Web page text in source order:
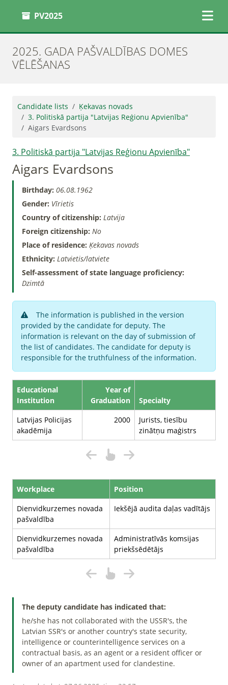
PV2025
2025. GADA PAŠVALDĪBAS DOMES
VĒLĒŠANAS
Candidate lists
Ķekavas novads
3. Politiskā partija "Latvijas Reģionu Apvienība"
Aigars Evardsons
3. Politiskā partija "Latvijas Reģionu Apvienība"
Aigars Evardsons
Birthday: 06.08.1962
Gender: Vīrietis
Country of citizenship: Latvija
Foreign citizenship: No
Place of residence: Ķekavas novads
Ethnicity: Latvietis/latviete
Self-assessment of state language proficiency:
Dzimtā
The information is published in the version
provided by the candidate for deputy. The
information is relevant on the day of submission of
the list of candidates. The candidate for deputy is
responsible for the truthfulness of the information.
Educational
Institution
Year of
Graduation
Specialty
Latvijas Policijas
akadēmija
2000
Jurists, tiesību
zinātņu maģistrs
Workplace
Position
Dienvidkurzemes novada
pašvaldība
Iekšējā audita daļas vadītājs
Dienvidkurzemes novada
pašvaldība
Administratīvās komsijas
priekšsēdētājs
The deputy candidate has indicated that:
he/she has not collaborated with the USSR's, the
Latvian SSR's or another country's state security,
intelligence or counterintelligence services on a
contractual basis, as an agent or a resident officer or
owner of an apartment used for clandestine.